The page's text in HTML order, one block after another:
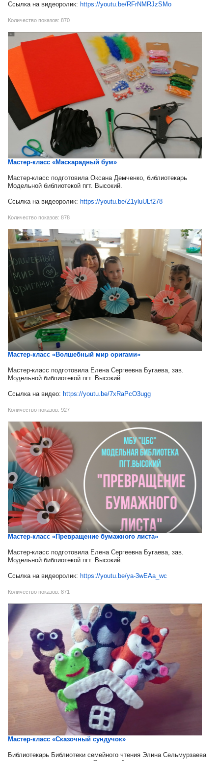
Ссылка на видеоролик: https://youtu.be/RFrNMRJzSMo
Количество показов: 870
Мастер-класс «Маскарадный бум»
Мастер-класс подготовила Оксана Демченко, библиотекарь
Модельной библиотекой пгт. Высокий.
Ссылка на видеоролик: https://youtu.be/Z1yluULf278
Количество показов: 878
Мастер-класс «Волшебный мир оригами»
Мастер-класс подготовила Елена Сергеевна Бугаева, зав.
Модельной библиотекой пгт. Высокий.
Ссылка на видео: https://youtu.be/7xRaPcO3ugg
Количество показов: 927
Мастер-класс «Превращение бумажного листа»
Мастер-класс подготовила Елена Сергеевна Бугаева, зав.
Модельной библиотекой пгт. Высокий.
Ссылка на видеоролик: https://youtu.be/ya-3wEAa_wc
Количество показов: 871
Мастер-класс «Сказочный сундучок»
Библиотекарь Библиотеки семейного чтения Элина Сельмурзаева